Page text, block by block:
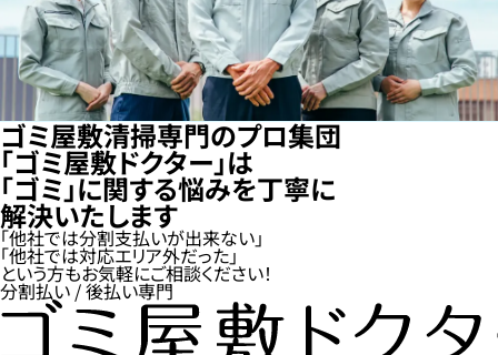
ゴミ屋敷清掃専門のプロ集団
「ゴミ屋敷ドクター」は
「ゴミ」に関する悩みを丁寧に
解決いたします
「他社では分割支払いが出来ない」
「他社では対応エリア外だった」
という方もお気軽にご相談ください！
分割払い / 後払い専門